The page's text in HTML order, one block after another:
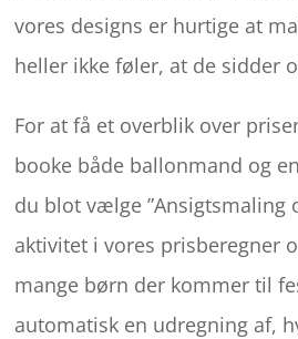
vores designs er hurtige at
heller ikke føler, at de sidder
For at få et overblik over
booke både ballonmand og
du blot vælge ”Ansigtsmaling
aktivitet i vores prisberegner
mange børn der kommer til
automatisk en udregning af,